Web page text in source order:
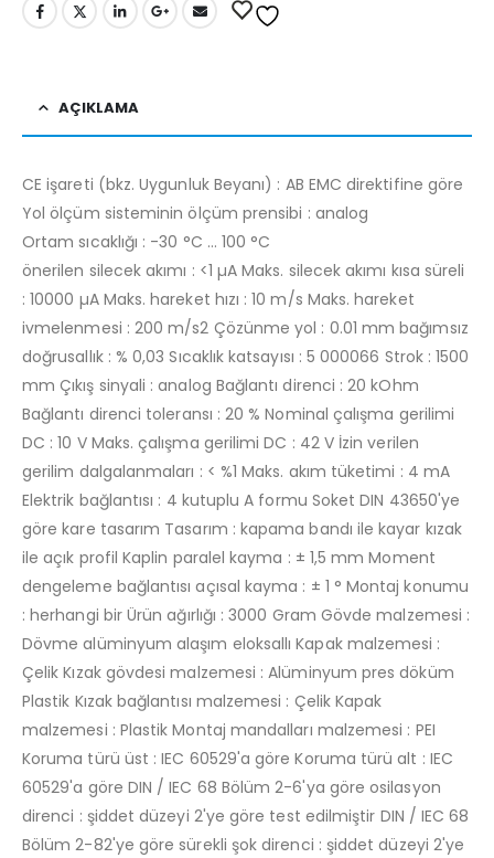
AÇIKLAMA
CE işareti (bkz. Uygunluk Beyanı) : AB EMC direktifine göre
Yol ölçüm sisteminin ölçüm prensibi : analog
Ortam sıcaklığı : -30 °C … 100 °C
önerilen silecek akımı : <1 µA Maks. silecek akımı kısa süreli
: 10000 µA Maks. hareket hızı : 10 m/s Maks. hareket
ivmelenmesi : 200 m/s2 Çözünme yol : 0.01 mm bağımsız
doğrusallık : % 0,03 Sıcaklık katsayısı : 5 000066 Strok : 1500
mm Çıkış sinyali : analog Bağlantı direnci : 20 kOhm
Bağlantı direnci toleransı : 20 % Nominal çalışma gerilimi
DC : 10 V Maks. çalışma gerilimi DC : 42 V İzin verilen
gerilim dalgalanmaları : < %1 Maks. akım tüketimi : 4 mA
Elektrik bağlantısı : 4 kutuplu A formu Soket DIN 43650'ye
göre kare tasarım Tasarım : kapama bandı ile kayar kızak
ile açık profil Kaplin paralel kayma : ± 1,5 mm Moment
dengeleme bağlantısı açısal kayma : ± 1 ° Montaj konumu
: herhangi bir Ürün ağırlığı : 3000 Gram Gövde malzemesi :
Dövme alüminyum alaşım eloksallı Kapak malzemesi :
Çelik Kızak gövdesi malzemesi : Alüminyum pres döküm
Plastik Kızak bağlantısı malzemesi : Çelik Kapak
malzemesi : Plastik Montaj mandalları malzemesi : PEI
Koruma türü üst : IEC 60529'a göre Koruma türü alt : IEC
60529'a göre DIN / IEC 68 Bölüm 2-6'ya göre osilasyon
direnci : şiddet düzeyi 2'ye göre test edilmiştir DIN / IEC 68
Bölüm 2-82'ye göre sürekli şok direnci : şiddet düzeyi 2'ye